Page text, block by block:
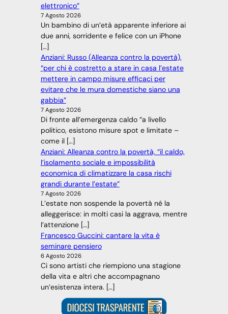
elettronico”
7 Agosto 2026
Un bambino di un’età apparente inferiore ai
due anni, sorridente e felice con un iPhone
[…]
Anziani: Russo (Alleanza contro la povertà),
“per chi è costretto a stare in casa l’estate
mettere in campo misure efficaci per
evitare che le mura domestiche siano una
gabbia”
7 Agosto 2026
Di fronte all’emergenza caldo “a livello
politico, esistono misure spot e limitate –
come il […]
Anziani: Alleanza contro la povertà, “il caldo,
l’isolamento sociale e impossibilità
economica di climatizzare la casa rischi
grandi durante l’estate”
7 Agosto 2026
L’estate non sospende la povertà né la
alleggerisce: in molti casi la aggrava, mentre
l’attenzione […]
Francesco Guccini: cantare la vita è
seminare pensiero
6 Agosto 2026
Ci sono artisti che riempiono una stagione
della vita e altri che accompagnano
un’esistenza intera. […]